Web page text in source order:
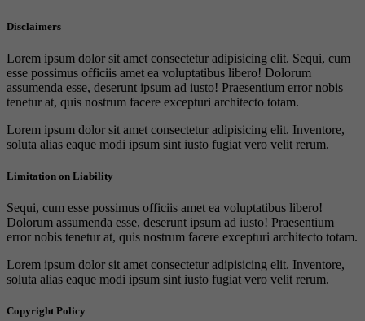
Disclaimers
Lorem ipsum dolor sit amet consectetur adipisicing elit. Sequi, cum
esse possimus officiis amet ea voluptatibus libero! Dolorum
assumenda esse, deserunt ipsum ad iusto! Praesentium error nobis
tenetur at, quis nostrum facere excepturi architecto totam.
Lorem ipsum dolor sit amet consectetur adipisicing elit. Inventore,
soluta alias eaque modi ipsum sint iusto fugiat vero velit rerum.
Limitation on Liability
Sequi, cum esse possimus officiis amet ea voluptatibus libero!
Dolorum assumenda esse, deserunt ipsum ad iusto! Praesentium
error nobis tenetur at, quis nostrum facere excepturi architecto totam.
Lorem ipsum dolor sit amet consectetur adipisicing elit. Inventore,
soluta alias eaque modi ipsum sint iusto fugiat vero velit rerum.
Copyright Policy